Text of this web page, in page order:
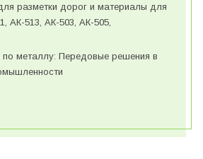
разметки дорог и материалы для
АК-513, АК-503, АК-505,
металлу: Передовые решения в